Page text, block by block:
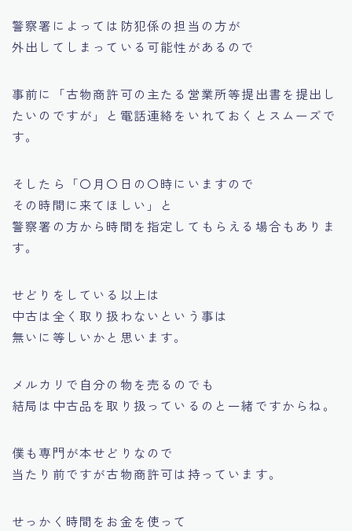
警察署によっては防犯係の担当の方が
外出してしまっている可能性があるので
事前に
「古物商許可の主たる営業所等提出書を提出し
たいのですが」
と電話連絡をいれておくとスムーズで
す。
そしたら
「〇月〇日の〇時にいますので
その時間に来てほしい」
と
警察署の方から時間を指定してもらえる場合もありま
す。
せどりをしている以上は
中古は全く取り扱わないという事は
無いに等しいかと思います。
メルカリで自分の物を売るのでも
結局は中古品を取り扱っているのと一緒ですからね。
僕も専門が本せどりなので
当たり前ですが古物商許可は持っています。
せっかく時間をお金を使って